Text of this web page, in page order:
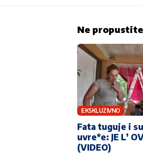
Ne propustite
EKSKLUZIVNO
Fata tuguje i
uvre*e: JE L’
(VIDEO)